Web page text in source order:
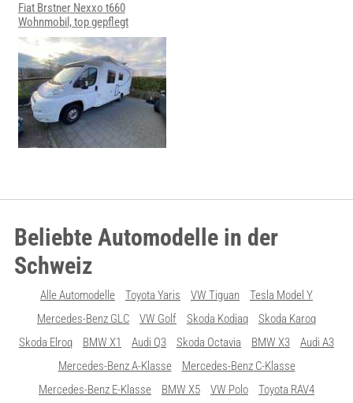
Fiat Brstner Nexxo t660
Wohnmobil, top gepflegt
Beliebte Automodelle in der
Schweiz
Alle Automodelle Toyota Yaris VW Tiguan
Tesla Model Y
Mercedes-Benz GLC
VW Golf Skoda Kodiaq
Skoda Karoq
Skoda Elroq
BMW X1 Audi Q3 Skoda Octavia BMW X3
Audi A3
Mercedes-Benz A-Klasse
Mercedes-Benz C-Klasse
Mercedes-Benz E-Klasse
BMW X5 VW Polo Toyota RAV4